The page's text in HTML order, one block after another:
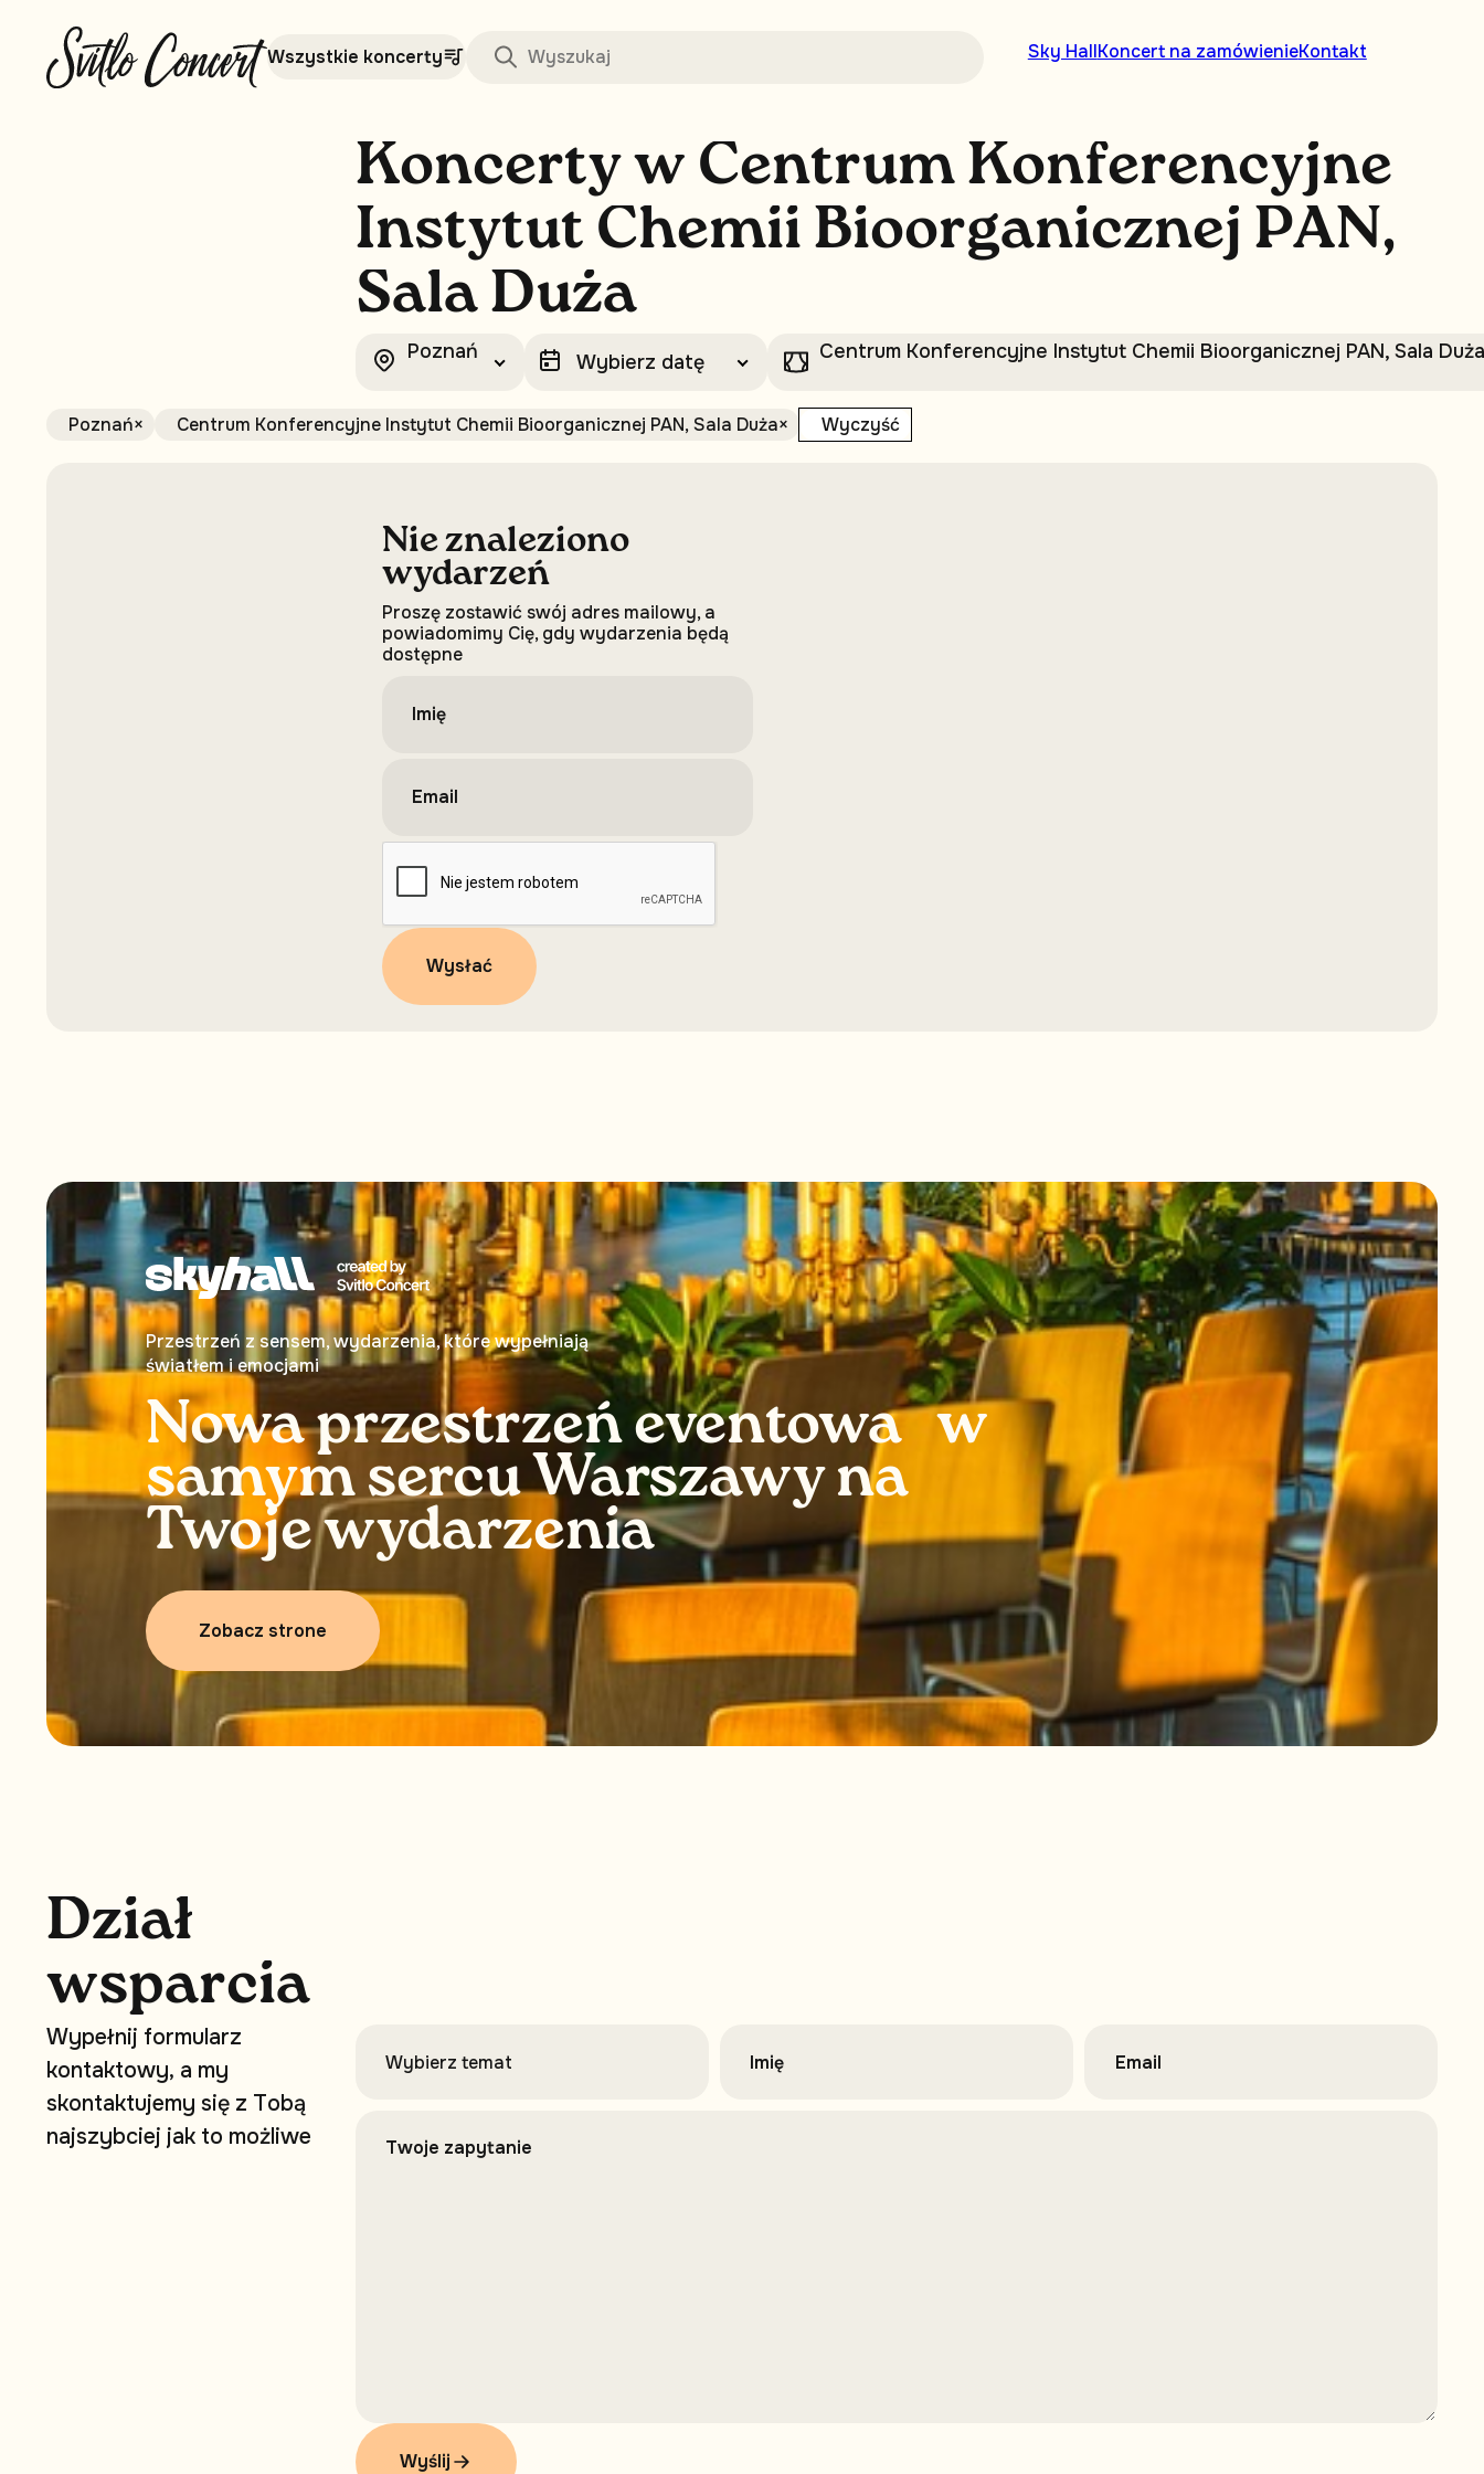
Wszystkie koncerty Sky HallKoncert na zamówienieKontakt
Koncerty w Centrum Konferencyjne
Instytut Chemii Bioorganicznej PAN,
Sala Duża
Poznań Centrum Konferencyjne Instytut Chemii Bioorganicznej PAN, Sala Duża
Poznań× Centrum Konferencyjne Instytut Chemii Bioorganicznej PAN, Sala Duża× Wyczyść
Nie znaleziono
wydarzeń
Proszę zostawić swój adres mailowy, a
powiadomimy Cię, gdy wydarzenia będą
dostępne
Przestrzeń z sensem, wydarzenia, które wypełniają
światłem i emocjami
Nowa przestrzeń eventowa w
samym sercu Warszawy na
Twoje wydarzenia
Zobacz strone
Dział
wsparcia
Wypełnij formularz
kontaktowy, a my
skontaktujemy się z Tobą
najszybciej jak to możliwe
Wyślij